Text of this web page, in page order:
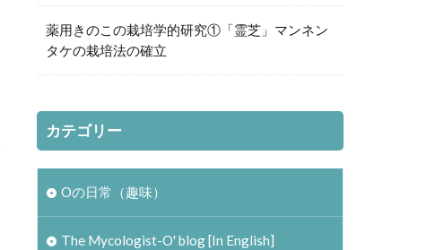
薬用きのこの栽培学的研究①「霊芝」マンネン
タケの栽培法の確立
カテゴリー
Oの日常（趣味）
The Mycologist-O' blog [In English]